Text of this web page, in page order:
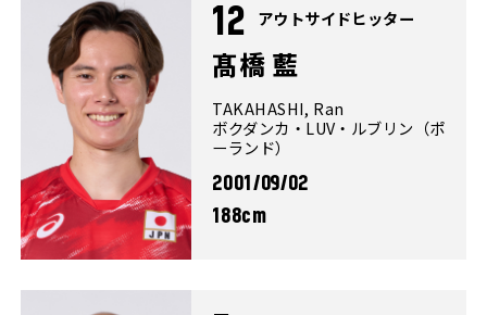
12 アウトサイドヒッター
髙橋 藍
TAKAHASHI, Ran
ボクダンカ・LUV・ルブリン（ポ
ーランド）
2001/09/02
188cm